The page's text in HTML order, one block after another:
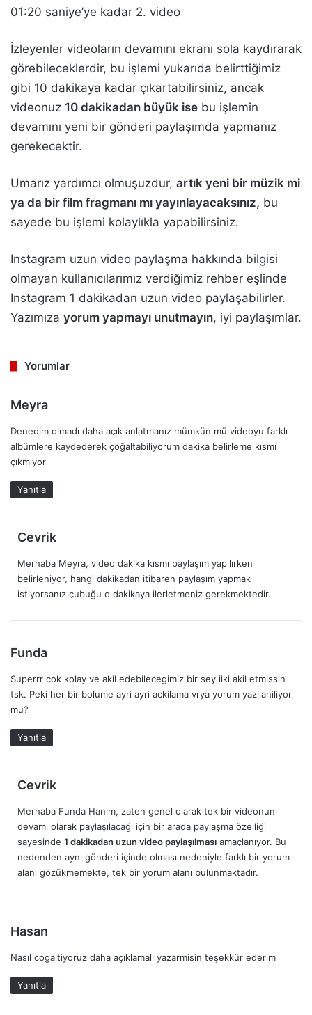
01:20 saniye’ye kadar 2. video
İzleyenler videoların devamını ekranı sola kaydırarak
görebileceklerdir, bu işlemi yukarıda belirttiğimiz
gibi 10 dakikaya kadar çıkartabilirsiniz, ancak
videonuz 10 dakikadan büyük ise bu işlemin
devamını yeni bir gönderi paylaşımda yapmanız
gerekecektir.
Umarız yardımcı olmuşuzdur, artık yeni bir müzik mi
ya da bir film fragmanı mı yayınlayacaksınız, bu
sayede bu işlemi kolaylıkla yapabilirsiniz.
Instagram uzun video paylaşma hakkında bilgisi
olmayan kullanıcılarımız verdiğimiz rehber eşlinde
Instagram 1 dakikadan uzun video paylaşabilirler.
Yazımıza yorum yapmayı unutmayın, iyi paylaşımlar.
Yorumlar
Meyra
d
i
i
:
Denedim olmadı daha açık anlatmanız mümkün mü videoyu farklı
albümlere kaydederek çoğaltabiliyorum dakika belirleme kısmı
çıkmıyor
Yanıtla
Cevrik
d
i
k
Merhaba Meyra, video dakika kısmı paylaşım yapılırken
belirleniyor, hangi dakikadan itibaren paylaşım yapmak
istiyorsanız çubuğu o dakikaya ilerletmeniz gerekmektedir.
Funda
d
i
:
Superrr cok kolay ve akil edebilecegimiz bir sey iiki akil etmissin
tsk. Peki her bir bolume ayri ayri ackilama vrya yorum yazilaniliyor
mu?
Yanıtla
Cevrik
d
i
k
i
:
Merhaba Funda Hanım, zaten genel olarak tek bir videonun
devamı olarak paylaşılacağı için bir arada paylaşma özelliği
sayesinde 1 dakikadan uzun video paylaşılması amaçlanıyor. Bu
nedenden aynı gönderi içinde olması nedeniyle farklı bir yorum
alanı gözükmemekte, tek bir yorum alanı bulunmaktadır.
Hasan
d
i
k
Nasıl cogaltiyoruz daha açıklamalı yazarmisin teşekkür ederim
Yanıtla